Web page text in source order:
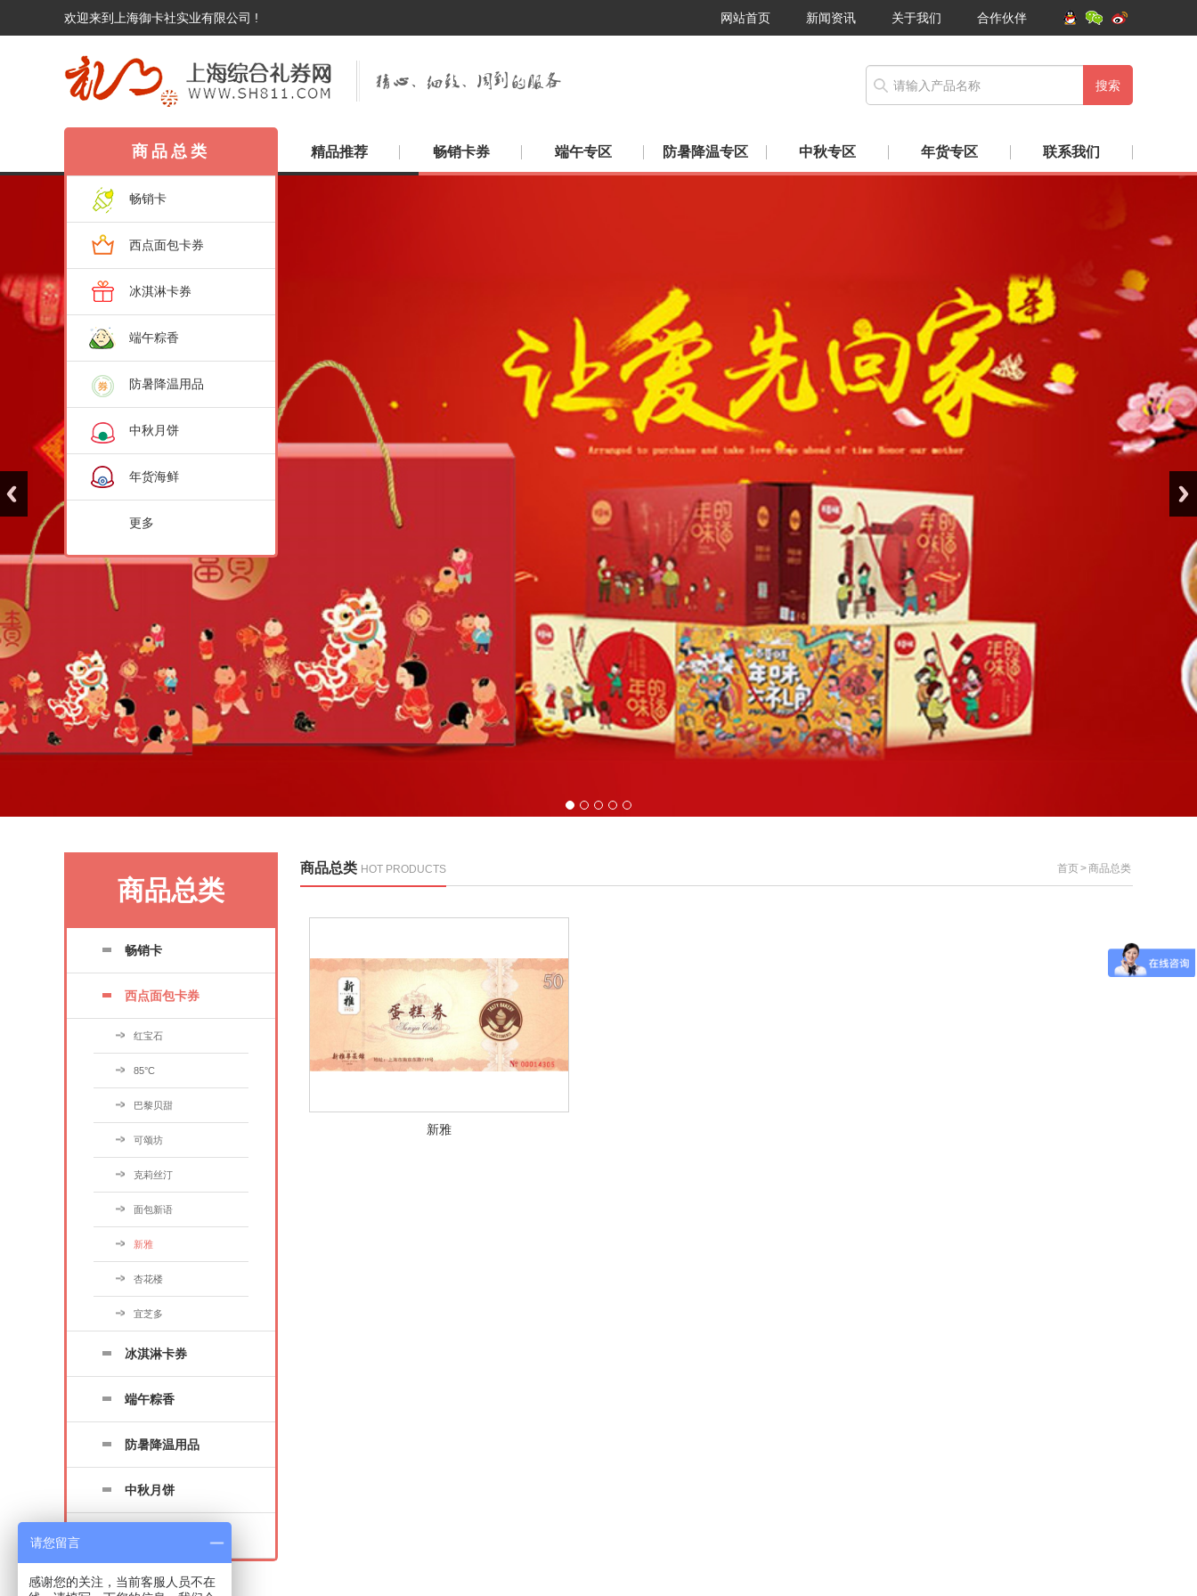
欢迎来到上海御卡社实业有限公司 ! 网站首页 新闻资讯 关于我们 合作伙伴
搜索
商品总类
畅销卡
西点面包卡券
冰淇淋卡券
端午粽香
防暑降温用品
中秋月饼
年货海鲜
更多
精品推荐 畅销卡券 端午专区 防暑降温专区 中秋专区 年货专区 联系我们
1 2 3 4 5
商品总类
畅销卡
西点面包卡券
红宝石
85°C
巴黎贝甜
可颂坊
克莉丝汀
面包新语
新雅
杏花楼
宜芝多
冰淇淋卡券
端午粽香
防暑降温用品
中秋月饼
商品总类 HOT PRODUCTS 首页>商品总类
新雅
请您留言
感谢您的关注，当前客服人员不在